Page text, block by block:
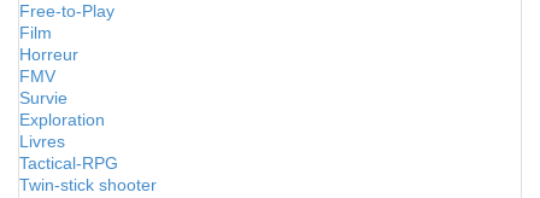
Free-to-Play
Film
Horreur
FMV
Survie
Exploration
Livres
Tactical-RPG
Twin-stick shooter